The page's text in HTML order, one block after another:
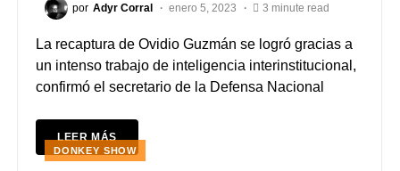
por Adyr Corral enero 5, 2023 3 minute read
La recaptura de Ovidio Guzmán se logró gracias a
un intenso trabajo de inteligencia interinstitucional,
confirmó el secretario de la Defensa Nacional
LEER MÁS
DONKEY SHOW